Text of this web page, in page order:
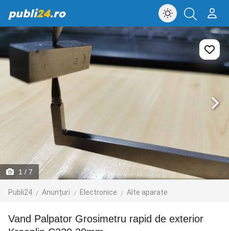
publi24.ro
1 / 7
Publi24 Anunțuri Electronice Alte aparate
Vand Palpator Grosimetru rapid de exterior